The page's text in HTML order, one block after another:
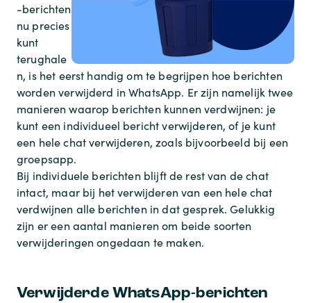
-berichten
nu precies
kunt
terughale
n, is het eerst handig om te begrijpen hoe berichten
worden verwijderd in WhatsApp. Er zijn namelijk twee
manieren waarop berichten kunnen verdwijnen: je
kunt een individueel bericht verwijderen, of je kunt
een hele chat verwijderen, zoals bijvoorbeeld bij een
groepsapp.
Bij individuele berichten blijft de rest van de chat
intact, maar bij het verwijderen van een hele chat
verdwijnen alle berichten in dat gesprek. Gelukkig
zijn er een aantal manieren om beide soorten
verwijderingen ongedaan te maken.
Verwijderde WhatsApp-berichten